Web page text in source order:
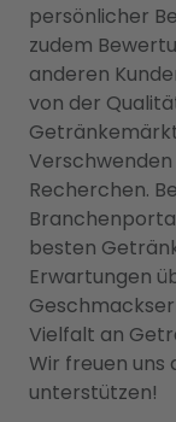
persönlicher
zudem
anderen
von der
Verschwenden
Recherchen.
besten
Erwartungen
Vielfalt an
Wir freuen uns
unterstützen!